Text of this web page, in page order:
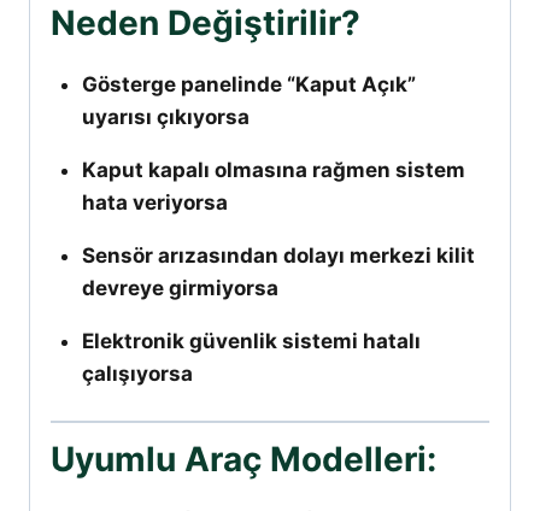
Neden Değiştirilir?
Gösterge panelinde “Kaput Açık”
uyarısı çıkıyorsa
Kaput kapalı olmasına rağmen sistem
hata veriyorsa
Sensör arızasından dolayı merkezi kilit
devreye girmiyorsa
Elektronik güvenlik sistemi hatalı
çalışıyorsa
Uyumlu Araç Modelleri: